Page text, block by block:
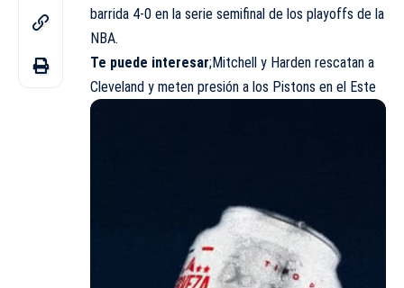
barrida 4-0 en la serie semifinal de los playoffs de la
NBA.
Te puede interesar;Mitchell y Harden rescatan a
Cleveland y meten presión a los Pistons en el Este